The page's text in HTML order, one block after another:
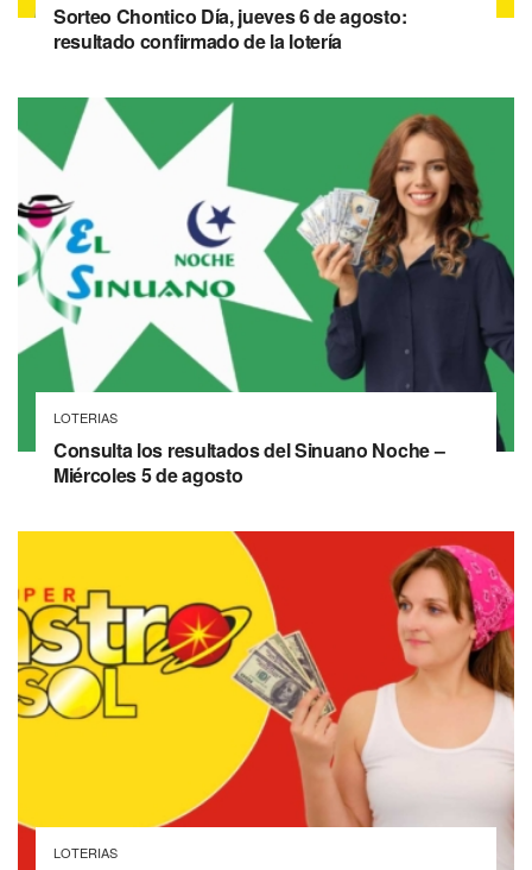
Sorteo Chontico Día, jueves 6 de agosto:
resultado confirmado de la lotería
LOTERIAS
Consulta los resultados del Sinuano Noche –
Miércoles 5 de agosto
LOTERIAS